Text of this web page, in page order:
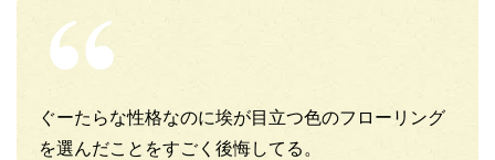
ぐーたらな性格なのに埃が目立つ色のフローリング
を選んだことをすごく後悔してる。